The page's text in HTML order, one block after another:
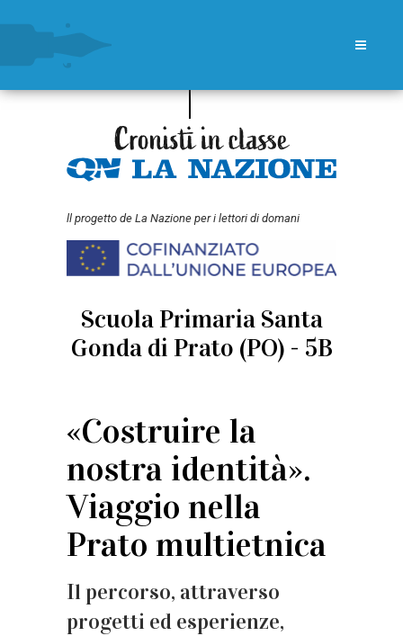
ll progetto de La Nazione per i lettori di domani
Scuola Primaria Santa
Gonda di Prato (PO) - 5B
«Costruire la
nostra identità».
Viaggio nella
Prato multietnica
Il percorso, attraverso
progetti ed esperienze,